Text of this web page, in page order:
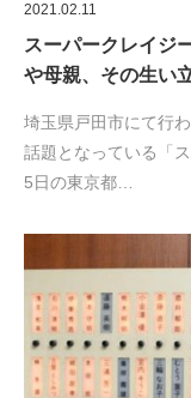
2021.02.11
スーパークレイジ
や母親、その生い
埼玉県戸田市にて行
話題となっている「
5日の東京都…